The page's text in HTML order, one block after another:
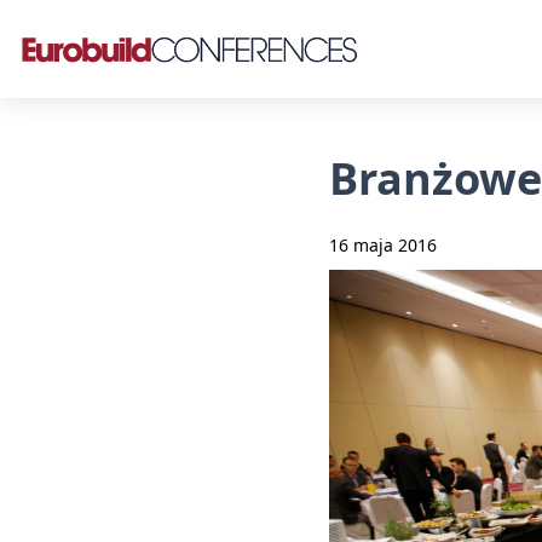
16 maja 2016